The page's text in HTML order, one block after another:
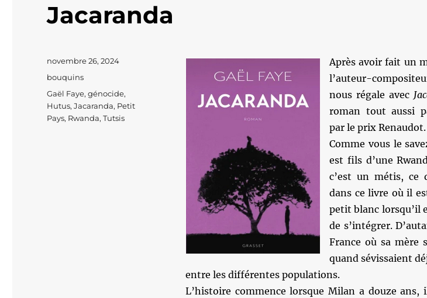
Jacaranda
Après avoir fait un
l’auteur-
nous régale avec
roman tout aussi
par le prix Renaudot.
Comme vous le
est fils d’une
c’est un métis, ce
dans ce livre où il
petit blanc lorsqu’il
de s’intégrer.
France où sa mère
quand sévissaient
entre les différentes populations.
L’histoire commence lorsque Milan a douze
Publié
le
novembre 26, 2024
Catégories
bouquins
Étiquettes
Gaël Faye,génocide,
Hutus,Jacaranda, Petit
Pays, Rwanda,Tutsis